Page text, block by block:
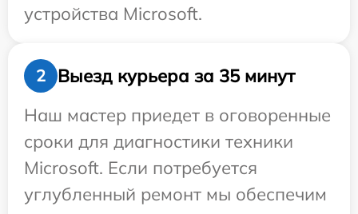
устройства Microsoft.
2
Выезд курьера за 35 минут
Наш мастер приедет в оговоренные
сроки для диагностики техники
Microsoft. Если потребуется
углубленный ремонт мы обеспечим